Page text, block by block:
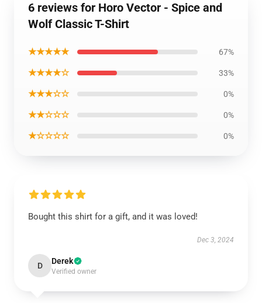
6 reviews for Horo Vector - Spice and
Wolf Classic T-Shirt
★★★★★ 67%
★★★★☆ 33%
★★★☆☆ 0%
★★☆☆☆ 0%
★☆☆☆☆ 0%
Bought this shirt for a gift, and it was loved!
Dec 3, 2024
D Derek
Verified owner